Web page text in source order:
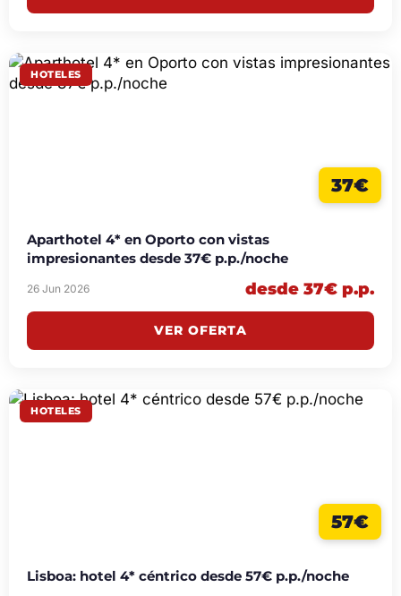
HOTELES
37€
Aparthotel 4* en Oporto con vistas
impresionantes desde 37€ p.p./noche
26 Jun 2026 desde 37€ p.p.
VER OFERTA
HOTELES
57€
Lisboa: hotel 4* céntrico desde 57€ p.p./noche